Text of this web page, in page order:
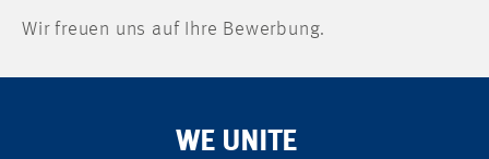
Wir freuen uns auf Ihre Bewerbung.
WE UNITE